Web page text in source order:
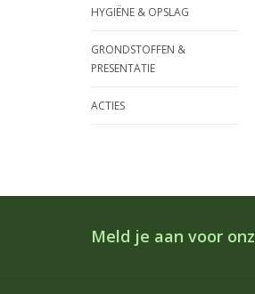
HYGIËNE & OPSLAG
GRONDSTOFFEN &
PRESENTATIE
ACTIES
Meld je aan voor